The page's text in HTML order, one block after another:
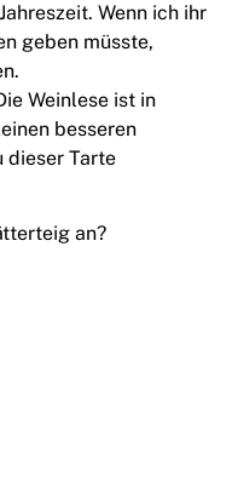
Wenn ich ihr
geben müsste,
Weinlese ist in
besseren
dieser Tarte
an?